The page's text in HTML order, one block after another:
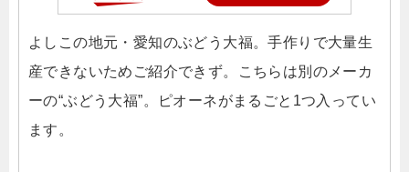
よしこの地元・愛知のぶどう大福。手作りで大量生
産できないためご紹介できず。こちらは別のメーカ
ーの“ぶどう大福”。ピオーネがまるごと1つ入ってい
ます。